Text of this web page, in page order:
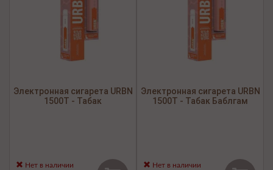
Электронная сигарета URBN
1500Т - Табак
Нет в наличии
Электронная сигарета URBN
1500Т - Табак Баблгам
Нет в наличии